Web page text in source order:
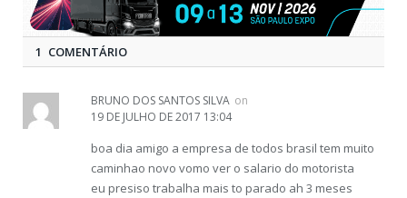
1 COMENTÁRIO
BRUNO DOS SANTOS SILVA on
19 DE JULHO DE 2017 13:04
boa dia amigo a empresa de todos brasil tem muito
caminhao novo vomo ver o salario do motorista
eu presiso trabalha mais to parado ah 3 meses